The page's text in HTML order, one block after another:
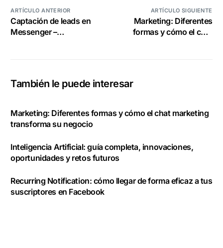
ARTÍCULO ANTERIOR
Captación de leads en
Messenger –
ARTÍCULO SIGUIENTE
Marketing: Diferentes
formas y cómo el chat
También le puede interesar
Marketing: Diferentes formas y cómo el chat marketing
transforma su negocio
Inteligencia Artificial: guía completa, innovaciones,
oportunidades y retos futuros
Recurring Notification: cómo llegar de forma eficaz a tus
suscriptores en Facebook